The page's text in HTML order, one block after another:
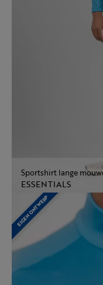
Sportshirt lange
ESSENTIALS
EIGEN ONTWERP